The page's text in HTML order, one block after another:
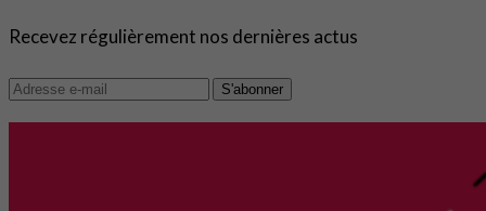
Recevez régulièrement nos dernières actus
S'abonner